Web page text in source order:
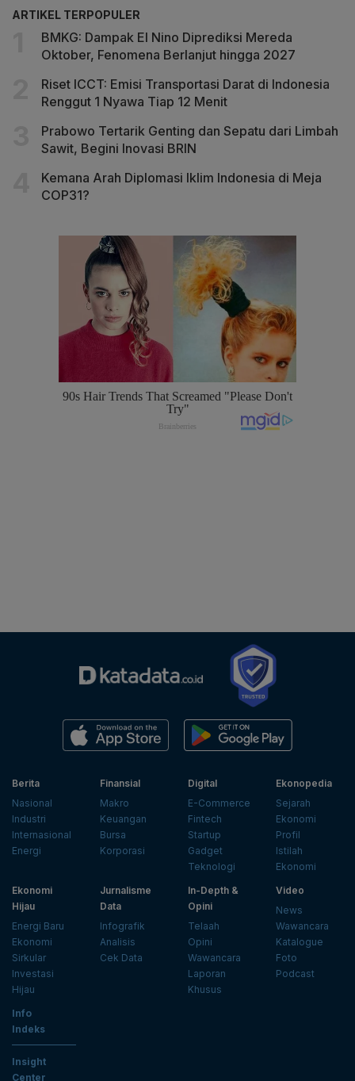
ARTIKEL TERPOPULER
BMKG: Dampak El Nino Diprediksi Mereda
Oktober, Fenomena Berlanjut hingga 2027
Riset ICCT: Emisi Transportasi Darat di Indonesia
Renggut 1 Nyawa Tiap 12 Menit
Prabowo Tertarik Genting dan Sepatu dari Limbah
Sawit, Begini Inovasi BRIN
Kemana Arah Diplomasi Iklim Indonesia di Meja
COP31?
Berita
Nasional
Industri
Internasional
Energi
Finansial
Makro
Keuangan
Bursa
Korporasi
Digital
E-Commerce
Fintech
Startup
Gadget
Teknologi
Ekonopedia
Sejarah
Ekonomi
Profil
Istilah
Ekonomi
Ekonomi
Hijau
Energi Baru
Ekonomi
Sirkular
Investasi
Hijau
Jurnalisme
Data
Infografik
Analisis
Cek Data
In-Depth &
Opini
Telaah
Opini
Wawancara
Laporan
Khusus
Video
News
Wawancara
Katalogue
Foto
Podcast
Info
Indeks
Insight
Center